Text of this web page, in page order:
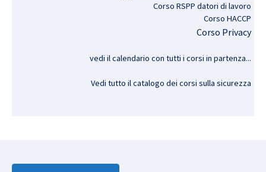
Corso RSPP datori di lavoro
Corso HACCP
Corso Privacy
vedi il calendario con tutti i corsi in partenza...
Vedi tutto il catalogo dei corsi sulla sicurezza